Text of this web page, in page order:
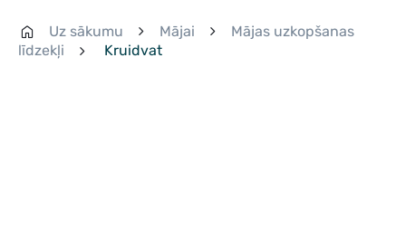
Uz sākumu Mājai
Mājas uzkopšanas
līdzekļi
Kruidvat